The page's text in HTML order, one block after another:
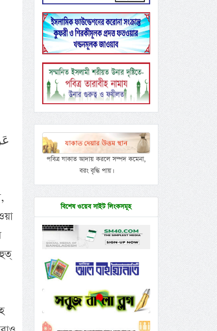
পবিত্র যাকাত আদায় করলে সম্পদ কমেনা,
বরং বৃদ্ধি পায়।
বিশেষ ওয়েব সাইট লিংকসমূহ